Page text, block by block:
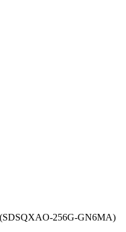
(SDSQXAO-256G-GN6MA)